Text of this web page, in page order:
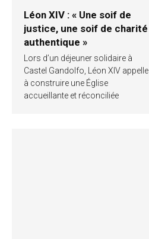
Léon XIV : « Une soif de
justice, une soif de charité
authentique »
Lors d’un déjeuner solidaire à
Castel Gandolfo, Léon XIV appelle
à construire une Église
accueillante et réconciliée